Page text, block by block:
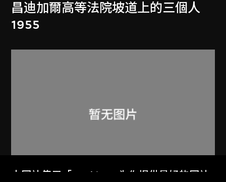
昌迪加爾高等法院坡道上的三個人
1955
本网站使用「Cookies」为你提供最好的网站